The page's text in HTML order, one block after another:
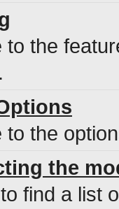
to the
to the
the
find a list